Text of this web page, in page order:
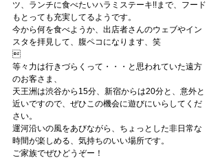
ツ、ランチに食べたいハラミステーキ!!まで、フード
もとっても充実してるようです。
今から何を食べようか、出店者さんのウェブやイン
スタを拝見して、腹ペコになります、笑

等々力は行きづらくって・・・と思われていた遠方
のお客さま、
天王洲は渋谷から15分、新宿からは20分と、意外と
近いですので、ぜひこの機会に遊びにいらしてくだ
さい。
運河沿いの風をあびながら、ちょっとした非日常な
時間が楽しめる、気持ちのいい場所です。
ご家族でぜひどうぞー！